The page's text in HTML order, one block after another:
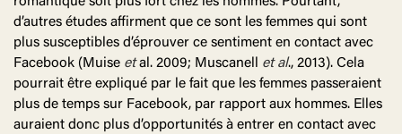
d’autres études affirment que ce sont les femmes qui sont
plus susceptibles d’éprouver ce sentiment en contact avec
Facebook (Muise etal. 2009; Muscanell et al., 2013). Cela
pourrait être expliqué par le fait que les femmes passeraient
plus de temps sur Facebook, par rapport aux hommes. Elles
auraient donc plus d’opportunités à entrer en contact avec